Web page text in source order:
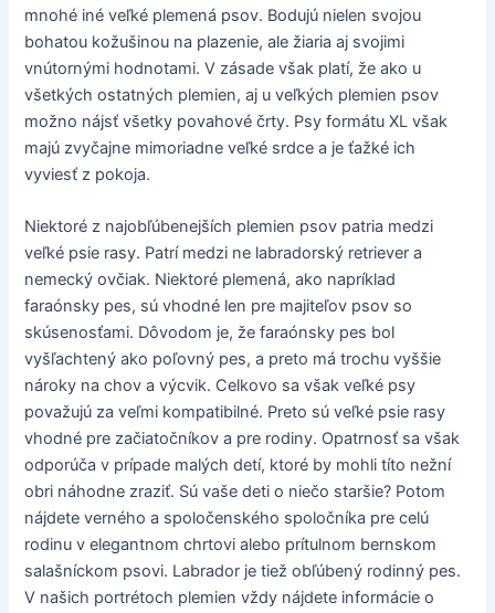
mnohé iné veľké plemená psov. Bodujú nielen svojou
bohatou kožušinou na plazenie, ale žiaria aj svojimi
vnútornými hodnotami. V zásade však platí, že ako u
všetkých ostatných plemien, aj u veľkých plemien psov
možno nájsť všetky povahové črty. Psy formátu XL však
majú zvyčajne mimoriadne veľké srdce a je ťažké ich
vyviesť z pokoja.
Niektoré z najobľúbenejších plemien psov patria medzi
veľké psie rasy. Patrí medzi ne labradorský retriever a
nemecký ovčiak. Niektoré plemená, ako napríklad
faraónsky pes, sú vhodné len pre majiteľov psov so
skúsenosťami. Dôvodom je, že faraónsky pes bol
vyšľachtený ako poľovný pes, a preto má trochu vyššie
nároky na chov a výcvik. Celkovo sa však veľké psy
považujú za veľmi kompatibilné. Preto sú veľké psie rasy
vhodné pre začiatočníkov a pre rodiny. Opatrnosť sa však
odporúča v prípade malých detí, ktoré by mohli títo nežní
obri náhodne zraziť. Sú vaše deti o niečo staršie? Potom
nájdete verného a spoločenského spoločníka pre celú
rodinu v elegantnom chrtovi alebo prítulnom bernskom
salašníckom psovi. Labrador je tiež obľúbený rodinný pes.
V našich portrétoch plemien vždy nájdete informácie o